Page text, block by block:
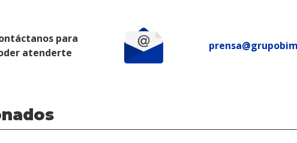
para
atenderte